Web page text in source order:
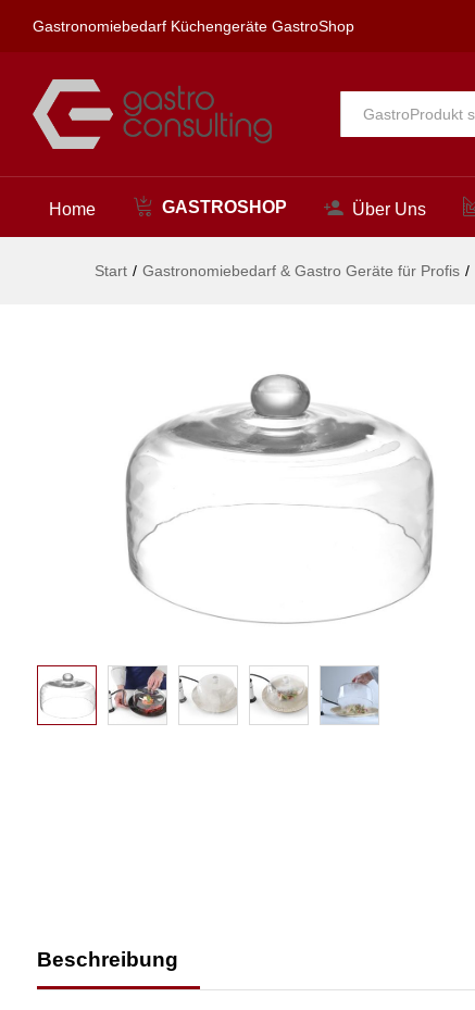
Gastronomiebedarf Küchengeräte GastroShop
Alle
Home GASTROSHOP Über Uns
Start / Gastronomiebedarf & Gastro Geräte für Profis /
Beschreibung
Beschreibung